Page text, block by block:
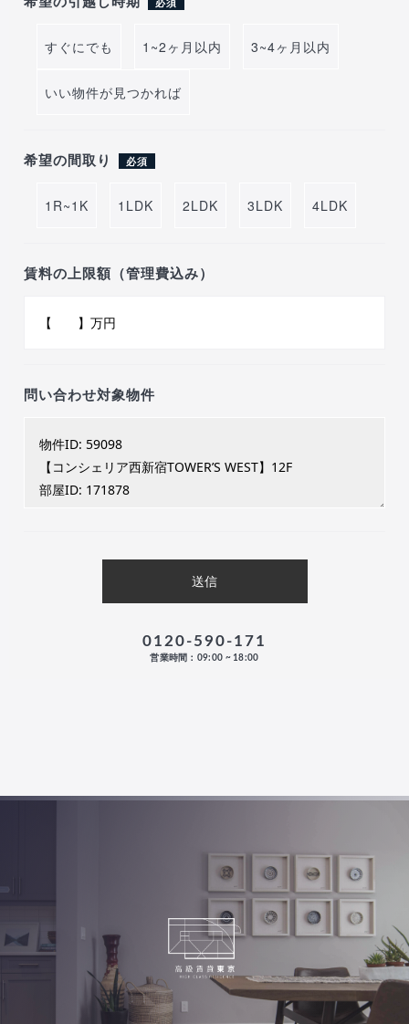
すぐにでも 1~2ヶ月以内 3~4ヶ月以内
いい物件が見つかれば
希望の間取り 必須
1R~1K 1LDK 2LDK 3LDK 4LDK
賃料の上限額（管理費込み）
問い合わせ対象物件
0120-590-171
営業時間：09:00 ~ 18:00